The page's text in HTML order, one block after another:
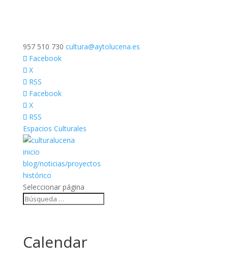
957 510 730 cultura@aytolucena.es
Facebook
X
RSS
Facebook
X
RSS
Espacios Culturales
inicio
blog/noticias/proyectos
histórico
Seleccionar página
Calendar